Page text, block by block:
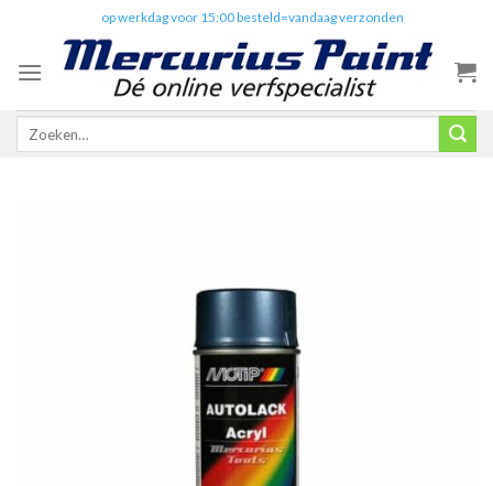
content
op werkdag voor 15:00 besteld=vandaag verzonden
Zoeken